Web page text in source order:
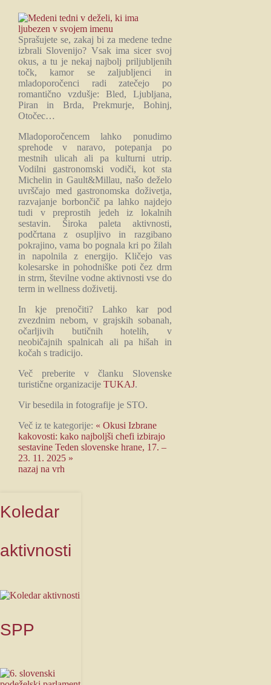
Sprašujete se, zakaj bi za medene tedne
izbrali Slovenijo? Vsak ima sicer svoj
okus, a tu je nekaj najbolj priljubljenih
točk, kamor se zaljubljenci in
mladoporočenci radi zatečejo po
romantično vzdušje: Bled, Ljubljana,
Piran in Brda, Prekmurje, Bohinj,
Otočec…
Mladoporočencem lahko ponudimo
sprehode v naravo, potepanja po
mestnih ulicah ali pa kulturni utrip.
Vodilni gastronomski vodiči, kot sta
Michelin in Gault&Millau, našo deželo
uvrščajo med gastronomska doživetja,
razvajanje borbončič pa lahko najdejo
tudi v preprostih jedeh iz lokalnih
sestavin. Široka paleta aktivnosti,
podčrtana z osupljivo in razgibano
pokrajino, vama bo pognala kri po žilah
in napolnila z energijo. Kličejo vas
kolesarske in pohodniške poti čez drm
in strm, številne vodne aktivnosti vse do
term in wellness doživetij.
In kje prenočiti? Lahko kar pod
zvezdnim nebom, v grajskih sobanah,
očarljivih butičnih hotelih, v
neobičajnih spalnicah ali pa hišah in
kočah s tradicijo.
Več preberite v članku Slovenske
turistične organizacije TUKAJ.
Vir besedila in fotografije je STO.
Več iz te kategorije: « Okusi Izbrane
kakovosti: kako najboljši chefi izbirajo
sestavine Teden slovenske hrane, 17. –
23. 11. 2025 »
nazaj na vrh
Koledar
aktivnosti
SPP